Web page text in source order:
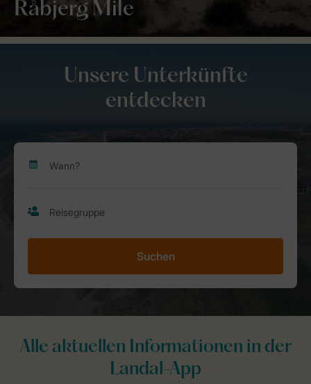
Råbjerg Mile
Unsere Unterkünfte
entdecken
Suchen